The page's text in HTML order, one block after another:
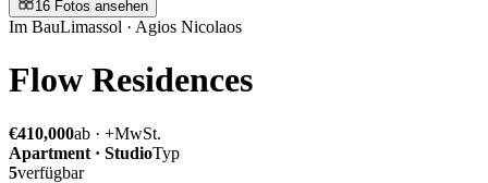
16 Fotos ansehen
Im BauLimassol · Agios Nicolaos
Flow Residences
€410,000ab · +MwSt.
Apartment · StudioTyp
5verfügbar